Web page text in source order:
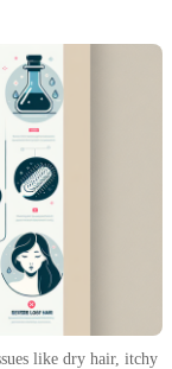
like dry hair, itchy